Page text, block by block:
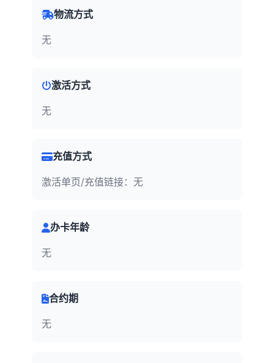
物流方式
无
激活方式
无
充值方式
激活单页/充值链接：无
办卡年龄
无
合约期
无